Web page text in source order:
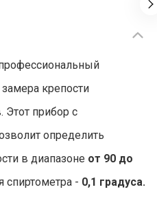
крепости
Этот прибор с
определить
в диапазоне от 90 до
спиртометра - 0,1 градуса.